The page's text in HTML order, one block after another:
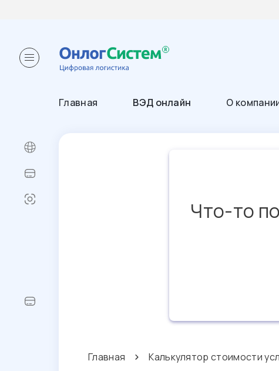
Главная ВЭД онлайн О
Что-то
Главная Калькулятор стоимости